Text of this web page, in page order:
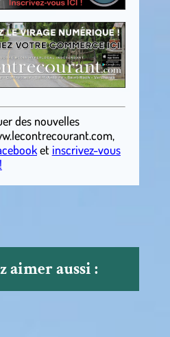
des nouvelles
,
et inscrivez-vous
aimer aussi :